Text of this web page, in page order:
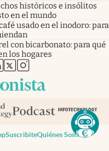
históricos e insólitos
en el mundo
usado en el inodoro: para
con bicarbonato: para qué
los hogares
nueva pestaña
en nueva pestaña
abre en nueva pestaña
abre en nueva pestaña
abre en nueva pestaña
SuscribiteQuiénes Somos